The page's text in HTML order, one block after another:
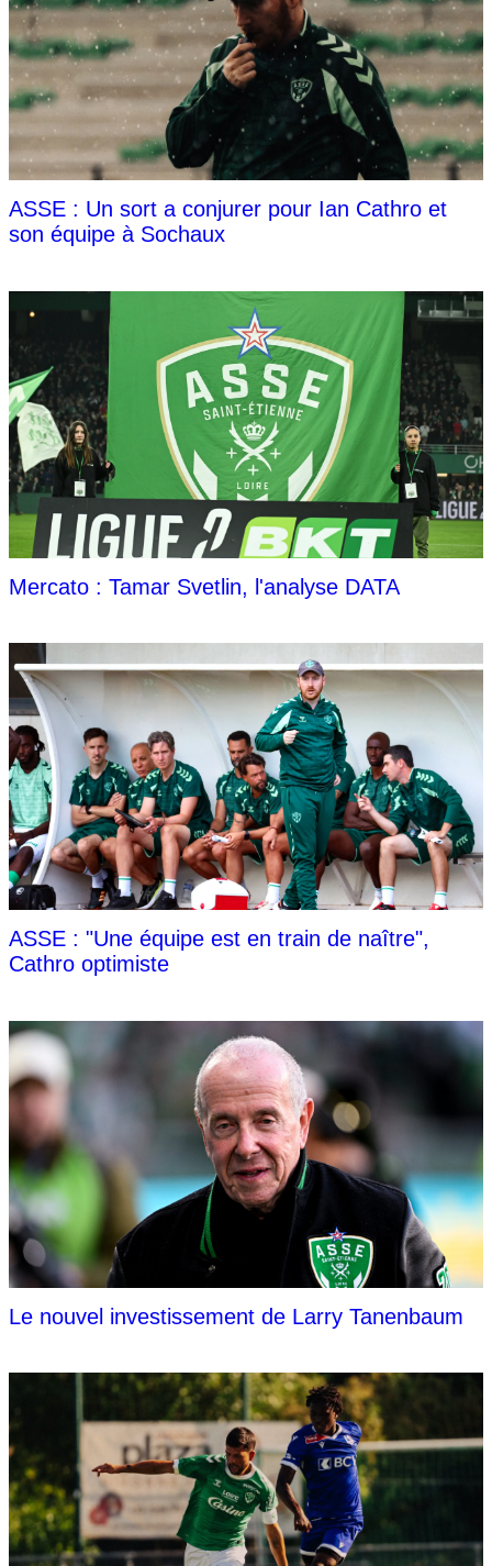
ASSE : Un sort a conjurer pour Ian Cathro et
son équipe à Sochaux
Mercato : Tamar Svetlin, l'analyse DATA
ASSE : "Une équipe est en train de naître",
Cathro optimiste
Le nouvel investissement de Larry Tanenbaum